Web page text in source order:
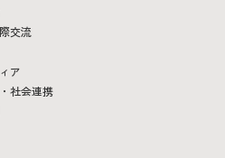
交流
ア
社会連携